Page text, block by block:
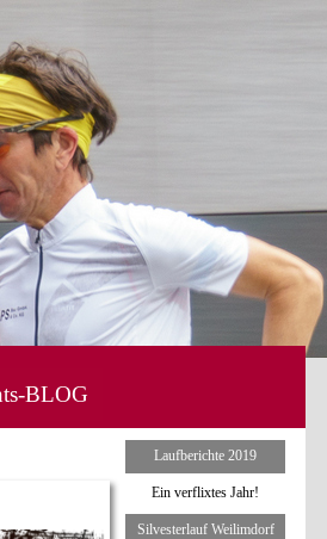
BLOG
Menü überspringen
Laufberichte 2019
Ein verflixtes Jahr!
Silvesterlauf Weilimdorf